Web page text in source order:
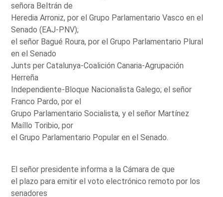
señora Beltrán de
Heredia Arroniz, por el Grupo Parlamentario Vasco en el
Senado (EAJ-PNV);
el señor Bagué Roura, por el Grupo Parlamentario Plural
en el Senado
Junts per Catalunya-Coalición Canaria-Agrupación
Herreña
Independiente-Bloque Nacionalista Galego; el señor
Franco Pardo, por el
Grupo Parlamentario Socialista, y el señor Martínez
Maíllo Toribio, por
el Grupo Parlamentario Popular en el Senado.
El señor presidente informa a la Cámara de que
el plazo para emitir el voto electrónico remoto por los
senadores